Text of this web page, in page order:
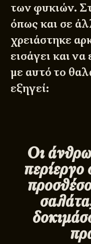
των φυκιών.
όπως και σε
χρειάστηκε
εισάγει και να
με αυτό το
εξηγεί:
Οι
περίεργο